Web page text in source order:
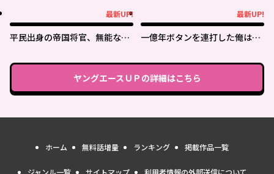
最新UP!
平民出身の帝国将官、無能な貴
最新UP!
一億年ボタンを連打した俺は、
落第剣士の学院無双～
ヤングエースＵＰ の詳細はこちら
ホーム 無料話増量 ランキング 掲載作品一覧